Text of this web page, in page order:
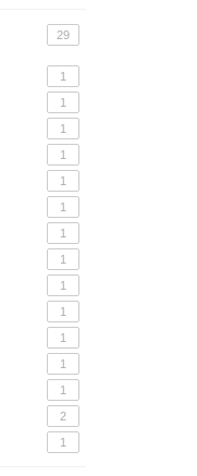
29
1
1
1
1
1
1
1
1
1
1
1
1
1
2
1